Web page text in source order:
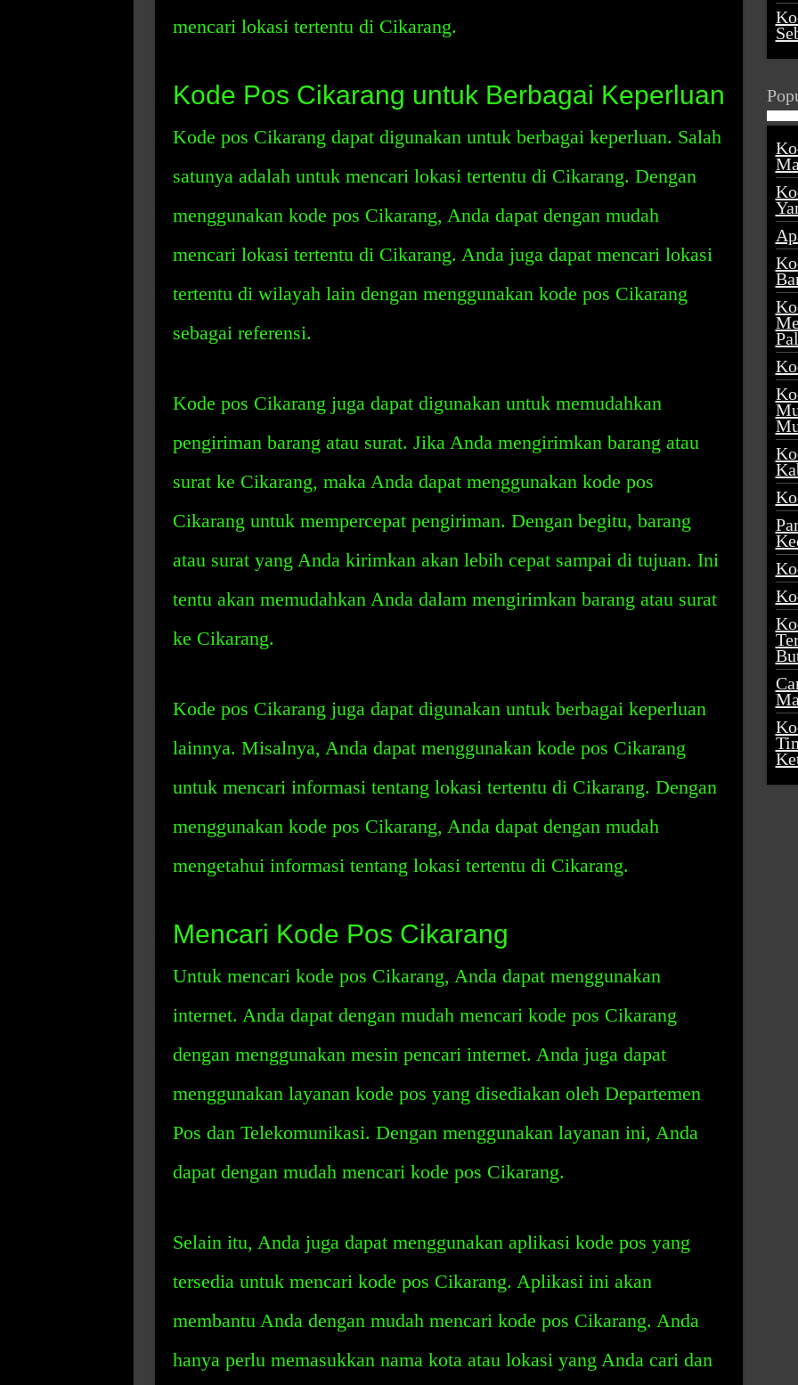
mencari lokasi tertentu di Cikarang.
Kode Pos Cikarang untuk Berbagai Keperluan
Kode pos Cikarang dapat digunakan untuk berbagai keperluan. Salah
satunya adalah untuk mencari lokasi tertentu di Cikarang. Dengan
menggunakan kode pos Cikarang, Anda dapat dengan mudah
mencari lokasi tertentu di Cikarang. Anda juga dapat mencari lokasi
tertentu di wilayah lain dengan menggunakan kode pos Cikarang
sebagai referensi.
Kode pos Cikarang juga dapat digunakan untuk memudahkan
pengiriman barang atau surat. Jika Anda mengirimkan barang atau
surat ke Cikarang, maka Anda dapat menggunakan kode pos
Cikarang untuk mempercepat pengiriman. Dengan begitu, barang
atau surat yang Anda kirimkan akan lebih cepat sampai di tujuan. Ini
tentu akan memudahkan Anda dalam mengirimkan barang atau surat
ke Cikarang.
Kode pos Cikarang juga dapat digunakan untuk berbagai keperluan
lainnya. Misalnya, Anda dapat menggunakan kode pos Cikarang
untuk mencari informasi tentang lokasi tertentu di Cikarang. Dengan
menggunakan kode pos Cikarang, Anda dapat dengan mudah
mengetahui informasi tentang lokasi tertentu di Cikarang.
Mencari Kode Pos Cikarang
Untuk mencari kode pos Cikarang, Anda dapat menggunakan
internet. Anda dapat dengan mudah mencari kode pos Cikarang
dengan menggunakan mesin pencari internet. Anda juga dapat
menggunakan layanan kode pos yang disediakan oleh Departemen
Pos dan Telekomunikasi. Dengan menggunakan layanan ini, Anda
dapat dengan mudah mencari kode pos Cikarang.
Selain itu, Anda juga dapat menggunakan aplikasi kode pos yang
tersedia untuk mencari kode pos Cikarang. Aplikasi ini akan
membantu Anda dengan mudah mencari kode pos Cikarang. Anda
hanya perlu memasukkan nama kota atau lokasi yang Anda cari dan